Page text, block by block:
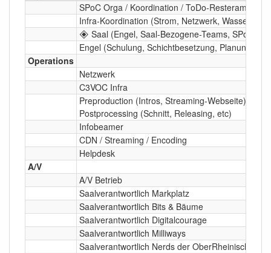
SPoC Orga / Koordination / ToDo-Resterampe
Infra-Koordination (Strom, Netzwerk, Wasser) /
🞛 Saal (Engel, Saal-Bezogene-Teams, SPoC) →
Engel (Schulung, Schichtbesetzung, Planung, etc)
Operations
Netzwerk
C3VOC Infra
Preproduction (Intros, Streaming-Webseite) &
Postprocessing (Schnitt, Releasing, etc)
Infobeamer
CDN / Streaming / Encoding
Helpdesk
A/V
A/V Betrieb
Saalverantwortlich Markplatz
Saalverantwortlich Bits & Bäume
Saalverantwortlich Digitalcourage
Saalverantwortlich Milliways
Saalverantwortlich Nerds der OberRheinischen